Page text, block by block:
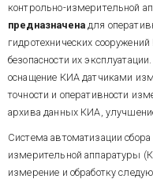
контрольно-измерительной
предназначена для
гидротехнических
безопасности их эксплуатации.
оснащение КИА датчиками
точности и оперативности
архива данных КИА,
Система автоматизации
измерительной аппаратуры
измерение и обработку